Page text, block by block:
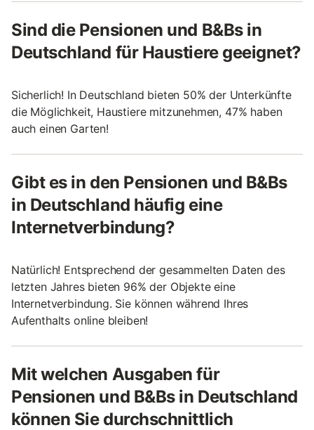
Sind die Pensionen und B&Bs in
Deutschland für Haustiere geeignet?
Sicherlich! In Deutschland bieten 50% der Unterkünfte
die Möglichkeit, Haustiere mitzunehmen, 47% haben
auch einen Garten!
Gibt es in den Pensionen und B&Bs
in Deutschland häufig eine
Internetverbindung?
Natürlich! Entsprechend der gesammelten Daten des
letzten Jahres bieten 96% der Objekte eine
Internetverbindung. Sie können während Ihres
Aufenthalts online bleiben!
Mit welchen Ausgaben für
Pensionen und B&Bs in Deutschland
können Sie durchschnittlich